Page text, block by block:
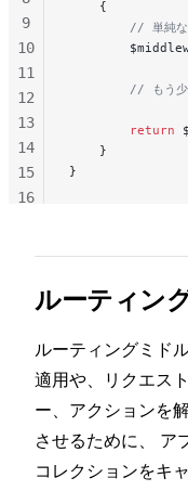
    {
// 単純な
// もう少
        return
    }
}
9
10
11
12
13
14
15
16
ルーティン
ルーティングミド
適用や、リクエス
ー、アクションを
させるために、 ア
コレクションをキ